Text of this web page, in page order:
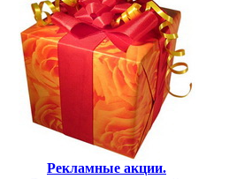
Рекламные акции.